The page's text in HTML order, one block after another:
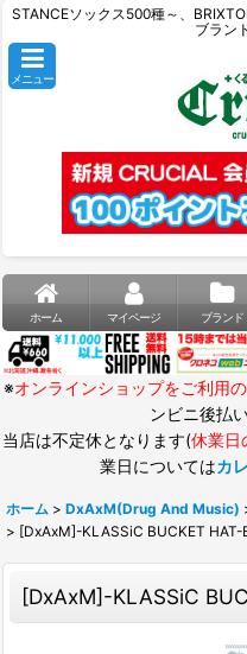
STANCEソックス500種～、
ブラン
メニュー
ホーム マイページ ブランド
※オンラインショップをご利用
ンビニ後払
当店は不定休となります(休業日
業日についてはカ
ホーム > DxAxM(Drug And Music)
> [DxAxM]-KLASSiC BUCKET HAT-
[DxAxM]-KLASSiC